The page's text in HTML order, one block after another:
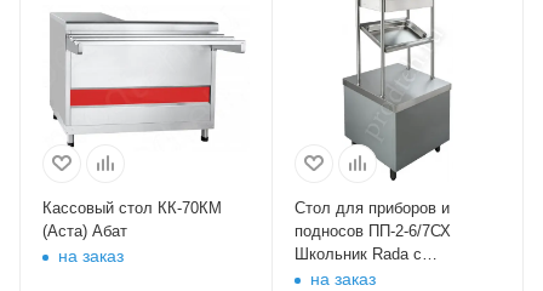
Кассовый стол КК-70КМ
(Аста) Абат
на заказ
Стол для приборов и
подносов ПП-2-6/7СХ
Школьник Rada с
хлебницей
на заказ